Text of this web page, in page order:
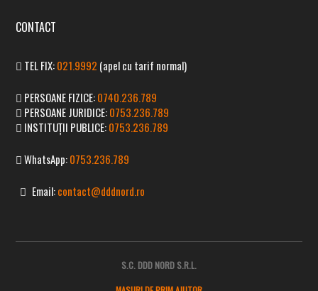
CONTACT
TEL FIX:021.9992 (apel cu tarif normal)
PERSOANE FIZICE:0740.236.789
PERSOANE JURIDICE:0753.236.789
INSTITUȚII PUBLICE:0753.236.789
WhatsApp:0753.236.789
Email:contact@dddnord.ro
S.C. DDD NORD S.R.L.